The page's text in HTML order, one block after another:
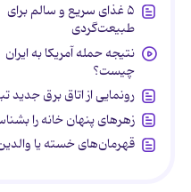
۵ غذای سریع و سالم برای
طبیعت‌گردی
نتیجه حمله آمریکا به ایران
چیست؟
رونمایی از اتاق برق جدید
زهرهای پنهان خانه را
قهرمان‌های خسته یا